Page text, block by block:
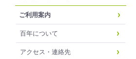
ご利用案内
百年について
アクセス・連絡先